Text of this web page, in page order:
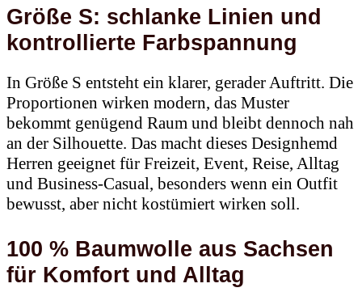
Größe S: schlanke Linien und
kontrollierte Farbspannung
In Größe S entsteht ein klarer, gerader Auftritt. Die
Proportionen wirken modern, das Muster
bekommt genügend Raum und bleibt dennoch nah
an der Silhouette. Das macht dieses Designhemd
Herren geeignet für Freizeit, Event, Reise, Alltag
und Business-Casual, besonders wenn ein Outfit
bewusst, aber nicht kostümiert wirken soll.
100 % Baumwolle aus Sachsen
für Komfort und Alltag